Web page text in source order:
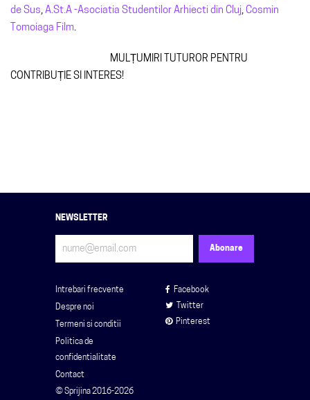
de Sus, A.St.A -Asociatia Studentilor Arhiecti din Cluj, Cosmin
Tomoiaga Film.
MULȚUMIRI TUTUROR PENTRU
CONTRIBUȚIE SI INTERES!
NEWSLETTER
Intrebari frecvente
Despre noi
Termeni si conditii
Politica de
confidentialitate
Contact
Facebook
Twitter
Pinterest
© Sprijina 2016-2026